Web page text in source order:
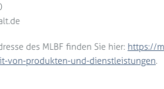
des MLBF finden Sie hier: https://
von-produkten-und-dienstleistungen.